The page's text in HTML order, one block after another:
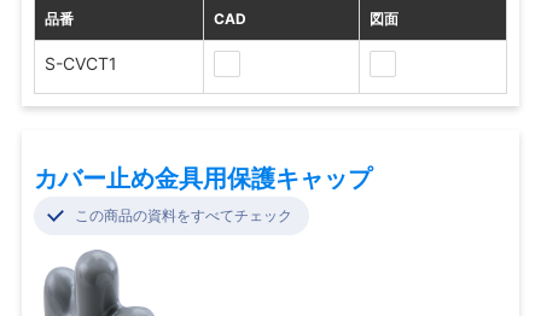
品番 CAD 図面
S-CVCT1
カバー止め金具用保護キャップ
この商品の資料をすべてチェック